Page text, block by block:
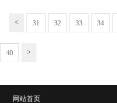
< 31 32 33 34
40 >
热销产品
网站首页